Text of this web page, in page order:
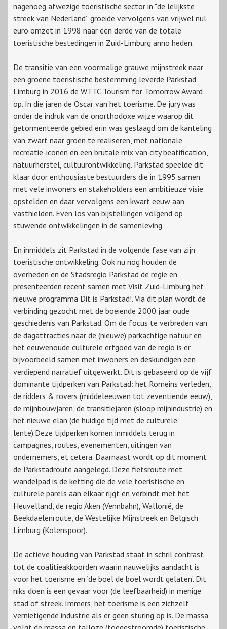
nagenoeg afwezige toeristische sector in "de lelijkste
streek van Nederland” groeide vervolgens van vrijwel nul
euro omzet in 1998 naar één derde van de totale
toeristische bestedingen in Zuid-Limburg anno heden.
De transitie van een voormalige grauwe mijnstreek naar
een groene toeristische bestemming leverde Parkstad
Limburg in 2016 de WTTC Tourism for Tomorrow Award
op. In die jaren de Oscar van het toerisme. De jury was
onder de indruk van de onorthodoxe wijze waarop dit
getormenteerde gebied erin was geslaagd om de kanteling
van zwart naar groen te realiseren, met nationale
recreatie-iconen en een brutale mix van city beatification,
natuurherstel, cultuurontwikkeling. Parkstad speelde dit
klaar door enthousiaste bestuurders die in 1995 samen
met vele inwoners en stakeholders een ambitieuze visie
opstelden en daar vervolgens een kwart eeuw aan
vasthielden. Even los van bijstellingen volgend op
stuwende ontwikkelingen in de samenleving.
En inmiddels zit Parkstad in de volgende fase van zijn
toeristische ontwikkeling. Ook nu nog houden de
overheden en de Stadsregio Parkstad de regie en
presenteerden recent samen met Visit Zuid-Limburg het
nieuwe programma Dit is Parkstad!. Via dit plan wordt de
verbinding gezocht met de boeiende 2000 jaar oude
geschiedenis van Parkstad. Om de focus te verbreden van
de dagattracties naar de (nieuwe) parkachtige natuur en
het eeuwenoude culturele erfgoed van de regio is er
bijvoorbeeld samen met inwoners en deskundigen een
verdiepend narratief uitgewerkt. Dit is gebaseerd op de vijf
dominante tijdperken van Parkstad: het Romeins verleden,
de ridders & rovers (middeleeuwen tot zeventiende eeuw),
de mijnbouwjaren, de transitiejaren (sloop mijnindustrie) en
het nieuwe elan (de huidige tijd met de culturele
lente).Deze tijdperken komen inmiddels terug in
campagnes, routes, evenementen, uitingen van
ondernemers, et cetera. Daarnaast wordt op dit moment
de Parkstadroute aangelegd. Deze fietsroute met
wandelpad is de ketting die de vele toeristische en
culturele parels aan elkaar rijgt en verbindt met het
Heuvelland, de regio Aken (Vennbahn), Wallonië, de
Beekdaelenroute, de Westelijke Mijnstreek en Belgisch
Limburg (Kolenspoor).
De actieve houding van Parkstad staat in schril contrast
tot de coalitieakkoorden waarin nauwelijks aandacht is
voor het toerisme en ‘de boel de boel wordt gelaten’. Dit
niks doen is een gevaar voor (de leefbaarheid) in menige
stad of streek. Immers, het toerisme is een zichzelf
vernietigende industrie als er geen sturing op is. De massa